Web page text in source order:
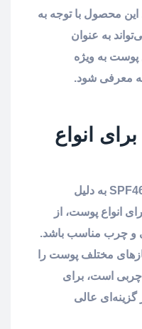
محصول با توجه به
به عنوان
پوست به ویژه
معرفی شود.
انواع
ژل کرم ضد آفتاب بتیس فارما SPF46 به دلیل
انواع پوست، از
و چرب مناسب باشد.
مختلف پوست را
چربی است، برای
گزینه‌ای عالی